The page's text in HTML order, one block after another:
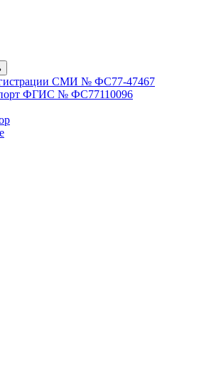
СМИ № ФС77-47467
ФГИС № ФС77110096